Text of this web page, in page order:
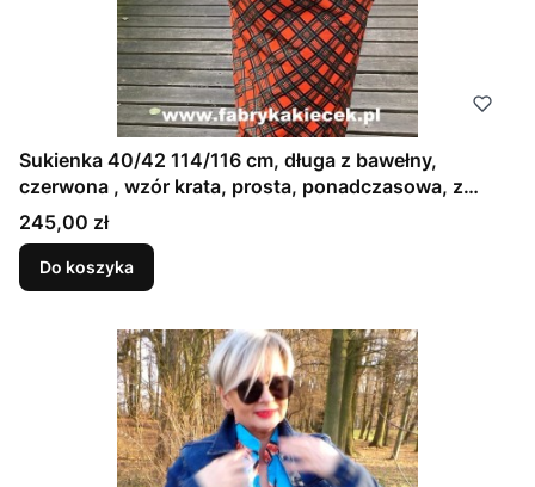
Sukienka 40/42 114/116 cm, długa z bawełny,
czerwona , wzór krata, prosta, ponadczasowa, z
kieszeniami (1)
Cena
245,00 zł
Do koszyka